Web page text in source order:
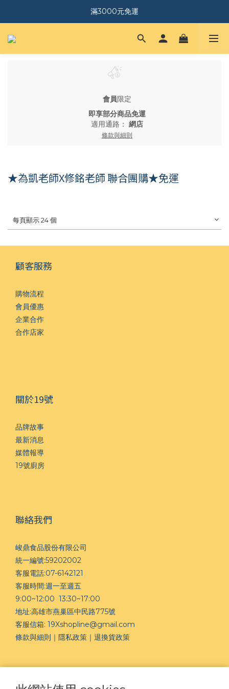
｜加入會員．送$150購物金｜
滿3000元免運
｜加入會員．送$150購物金｜
會員限定
即享部分商品免運
適用通路： 網店
條款與細則
★為凱老師X修銘老師 聯合團購★免運
每頁顯示 24 個
顧客服務
購物流程
會員優惠
企業合作
合作店家
關於19號
品牌故事
最新消息
媒體報導
19號廚房
聯絡我們
峻鼎食品股份有限公司
統一編號:59202002
客服電話:07-6142121
客服時間:週一至週五
9:00~12:00 13:30~17:00
地址:高雄市燕巢區中民路775號
客服信箱: 19Xshopline@gmail.com
條款與細則 ｜ 隱私政策｜ 退換貨政策